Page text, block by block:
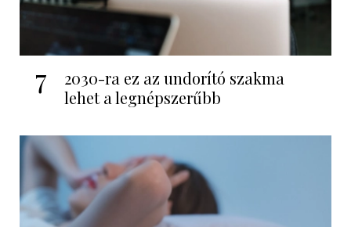
7
2030-ra ez az undorító szakma
lehet a legnépszerűbb